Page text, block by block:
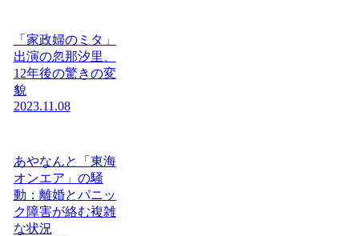
「家政婦のミタ」
出演の忽那汐里、
12年後の驚きの変
貌
2023.11.08
あやなんと「東海
オンエア」の騒
動：離婚とパニッ
ク障害が絡む複雑
な状況